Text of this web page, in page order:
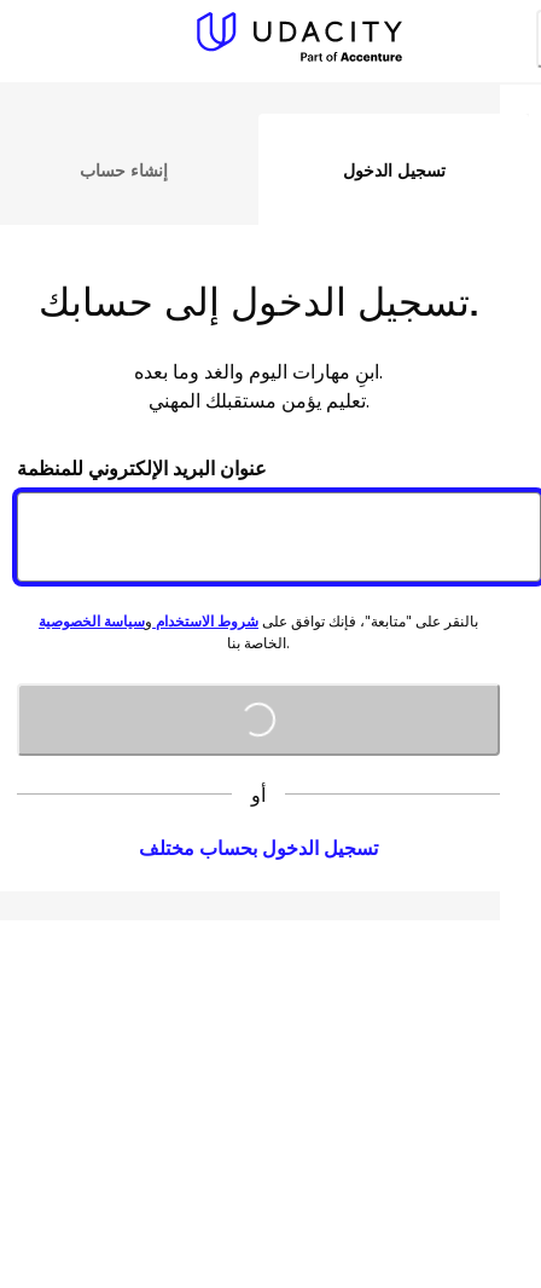
إنشاء حساب تسجيل الدخول
تسجيل الدخول إلى حسابك.
ابنِ مهارات اليوم والغد وما بعده.
تعليم يؤمن مستقبلك المهني.
عنوان البريد الإلكتروني للمنظمة
بالنقر على "متابعة"، فإنك توافق علىشروط الاستخدام وسياسة الخصوصية
الخاصة بنا.
Loading...
أو
تسجيل الدخول بحساب مختلف